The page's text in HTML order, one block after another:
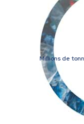
Millions de